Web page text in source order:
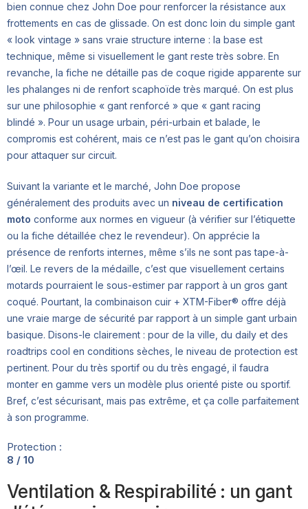
bien connue chez John Doe pour renforcer la résistance aux
frottements en cas de glissade. On est donc loin du simple gant
« look vintage » sans vraie structure interne : la base est
technique, même si visuellement le gant reste très sobre. En
revanche, la fiche ne détaille pas de coque rigide apparente sur
les phalanges ni de renfort scaphoïde très marqué. On est plus
sur une philosophie « gant renforcé » que « gant racing
blindé ». Pour un usage urbain, péri-urbain et balade, le
compromis est cohérent, mais ce n’est pas le gant qu’on choisira
pour attaquer sur circuit.
Suivant la variante et le marché, John Doe propose
généralement des produits avec un niveau de certification
moto conforme aux normes en vigueur (à vérifier sur l’étiquette
ou la fiche détaillée chez le revendeur). On apprécie la
présence de renforts internes, même s’ils ne sont pas tape-à-
l’œil. Le revers de la médaille, c’est que visuellement certains
motards pourraient le sous-estimer par rapport à un gros gant
coqué. Pourtant, la combinaison cuir + XTM-Fiber® offre déjà
une vraie marge de sécurité par rapport à un simple gant urbain
basique. Disons-le clairement : pour de la ville, du daily et des
roadtrips cool en conditions sèches, le niveau de protection est
pertinent. Pour du très sportif ou du très engagé, il faudra
monter en gamme vers un modèle plus orienté piste ou sportif.
Bref, c’est sécurisant, mais pas extrême, et ça colle parfaitement
à son programme.
Protection :
8 / 10
Ventilation & Respirabilité : un gant